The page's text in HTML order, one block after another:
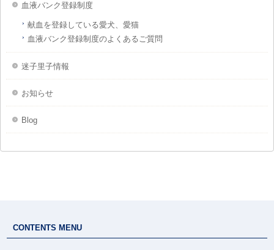
血液バンク登録制度
献血を登録している愛犬、愛猫
血液バンク登録制度のよくあるご質問
迷子里子情報
お知らせ
Blog
CONTENTS MENU